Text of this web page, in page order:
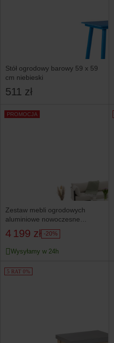
Stół ogrodowy barowy 59 x 59
cm niebieski
511 zł
PROMOCJA
Zestaw mebli ogrodowych
aluminiowe nowoczesne
narożnik BELIZE beżowo białe
4 199 zł -20%
Wysyłamy w 24h
5 RAT 0%